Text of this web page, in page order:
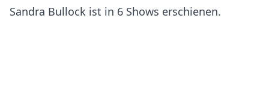
Sandra Bullock ist in 6 Shows erschienen.